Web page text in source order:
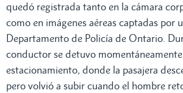
quedó registrada tanto en la cámara
como en imágenes aéreas captadas por
Departamento de Policía de Ontario.
conductor se detuvo
estacionamiento, donde la pasajera
pero volvió a subir cuando el hombre